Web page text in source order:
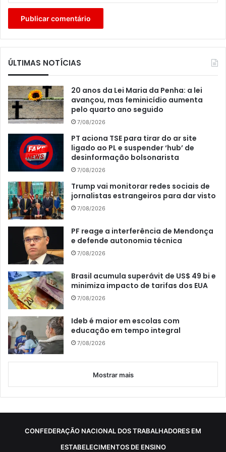
ÚLTIMAS NOTÍCIAS
20 anos da Lei Maria da Penha: a lei
avançou, mas feminicídio aumenta
pelo quarto ano seguido
7/08/2026
PT aciona TSE para tirar do ar site
ligado ao PL e suspender ‘hub’ de
desinformação bolsonarista
7/08/2026
Trump vai monitorar redes sociais de
jornalistas estrangeiros para dar visto
7/08/2026
PF reage a interferência de Mendonça
e defende autonomia técnica
7/08/2026
Brasil acumula superávit de US$ 49 bi e
minimiza impacto de tarifas dos EUA
7/08/2026
Ideb é maior em escolas com
educação em tempo integral
7/08/2026
Mostrar mais
CONFEDERAÇÃO NACIONAL DOS TRABALHADORES EM
ESTABELECIMENTOS DE ENSINO